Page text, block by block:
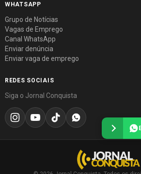
WHATSAPP
Grupo de Notícias
Vagas de Emprego
Canal WhatsApp
Enviar denúncia
Enviar vaga de emprego
REDES SOCIAIS
Siga o Jornal Conquista